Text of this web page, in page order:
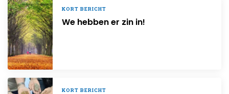
KORT BERICHT
We hebben er zin in!
KORT BERICHT